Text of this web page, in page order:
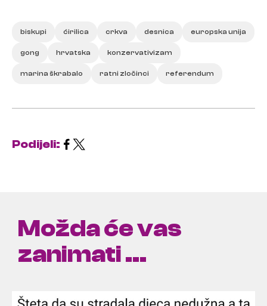
biskupi ćirilica crkva desnica europska unija
gong hrvatska konzervativizam
marina škrabalo ratni zločinci referendum
Podijeli:
Možda će vas
zanimati ...